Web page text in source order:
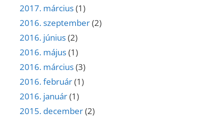
2017. március(1)
2016. szeptember(2)
2016. június(2)
2016. május(1)
2016. március(3)
2016. február(1)
2016. január(1)
2015. december(2)